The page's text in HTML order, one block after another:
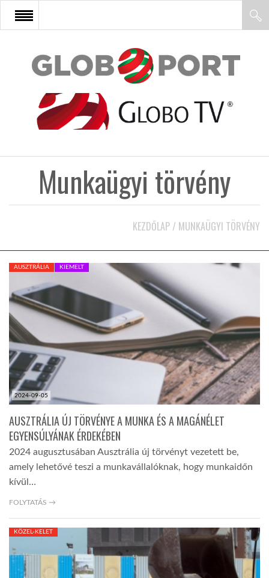
FŐOLDAL
AFRIKA
KÖZEL-KELET
AUSZTRÁLIA
A VILÁG ITTHON
GLOBOTV BP
TROPICALMAGAZIN
Munkaügyi törvény
KEZDŐLAP / MUNKAÜGYI TÖRVÉNY
2024-09-05
AUSZTRÁLIA KIEMELT
AUSZTRÁLIA ÚJ TÖRVÉNYE A MUNKA ÉS A MAGÁNÉLET
EGYENSÚLYÁNAK ÉRDEKÉBEN
2024 augusztusában Ausztrália új törvényt vezetett be,
amely lehetővé teszi a munkavállalóknak, hogy munkaidőn
kívül…
FOLYTATÁS →
KÖZEL-KELET